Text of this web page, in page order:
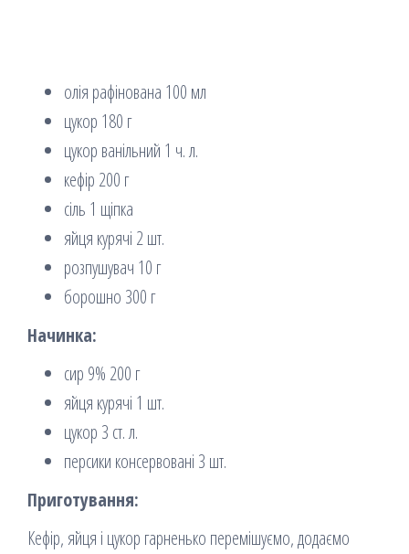
олія рафінована 100 мл
цукор 180 г
цукор ванільний 1 ч. л.
кефір 200 г
сіль 1 щіпка
яйця курячі 2 шт.
розпушувач 10 г
борошно 300 г
Начинка:
сир 9% 200 г
яйця курячі 1 шт.
цукор 3 ст. л.
персики консервовані 3 шт.
Приготування:
Кефір, яйця і цукор гарненько перемішуємо, додаємо